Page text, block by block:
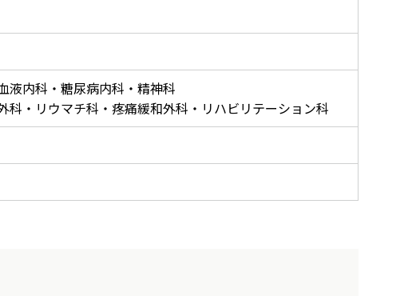
液内科・糖尿病内科・精神科
・リウマチ科・疼痛緩和外科・リハビリテーション科